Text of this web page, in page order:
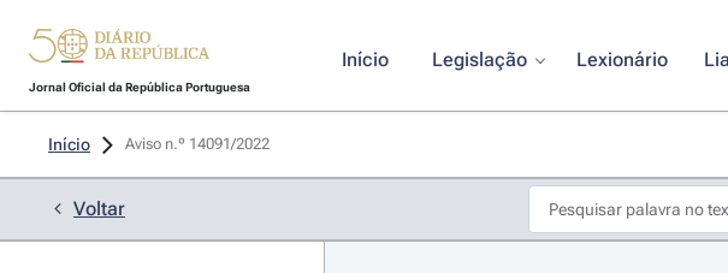
Jornal Oficial da República Portuguesa
Início Legislação Lexionário Lia
Início Aviso n.º 14091/2022
Voltar